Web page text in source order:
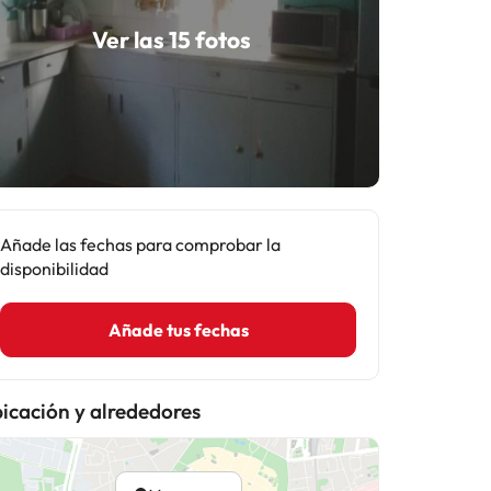
Ver las 15 fotos
Añade las fechas para comprobar la
disponibilidad
Añade tus fechas
y alrededores